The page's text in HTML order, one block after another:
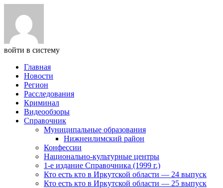
войти в систему
Главная
Новости
Регион
Расследования
Криминал
Видеообзоры
Справочник
Муниципальные образования
Нижнеилимский район
Конфессии
Национально-культурные центры
1-е издание Справочника (1999 г.)
Кто есть кто в Иркутской области — 24 выпуск
Кто есть кто в Иркутской области — 25 выпуск